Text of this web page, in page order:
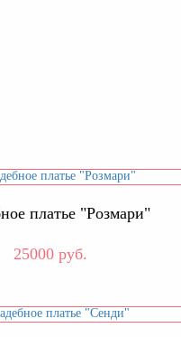
платье "Розмари"
25000 руб.